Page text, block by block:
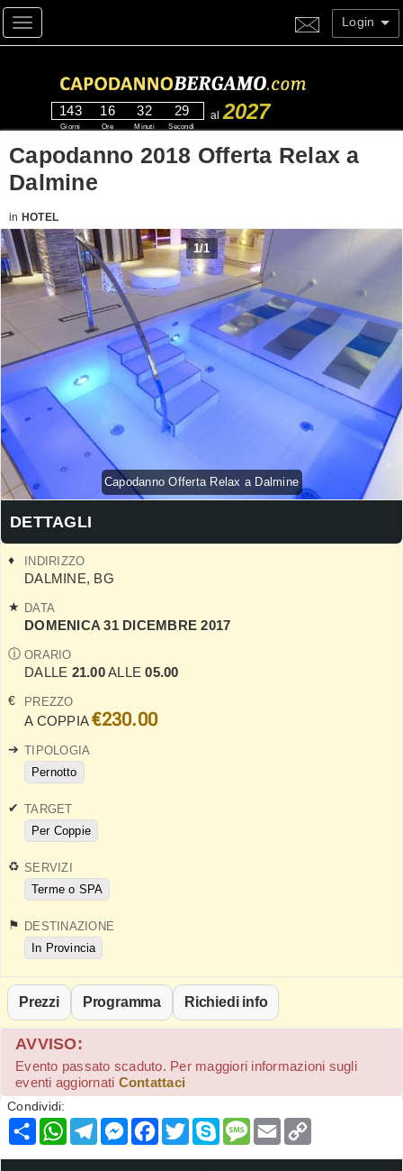
Toggle navigation Login
143
Giorni
16
Ore
32
Minuti
29
Secondi
al 2027
Capodanno 2018 Offerta Relax a
Dalmine
in HOTEL
1/1
Capodanno Offerta Relax a Dalmine
DETTAGLI
INDIRIZZO
DALMINE, BG
DATA
DOMENICA 31 DICEMBRE 2017
ORARIO
DALLE 21.00ALLE05.00
PREZZO
A COPPIA €230.00
TIPOLOGIA
Pernotto
TARGET
Per Coppie
SERVIZI
Terme o SPA
DESTINAZIONE
In Provincia
Prezzi Programma Richiedi info
AVVISO:
Evento passato scaduto. Per maggiori informazioni sugli
eventi aggiornati Contattaci
Condividi:
Condividi
WhatsApp
Telegram
Messenger
Facebook
TwitterSkypeMessage
Email